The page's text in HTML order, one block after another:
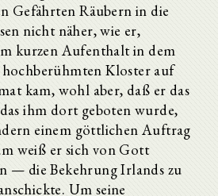
Gefährten Räubern in die
nicht näher, wie er,
kurzen Aufenthalt in dem
Kloster auf
kam, wohl aber, daß er das
ihm dort geboten wurde,
einem göttlichen Auftrag
weiß er sich von Gott
— die Bekehrung Irlands zu
Um seine